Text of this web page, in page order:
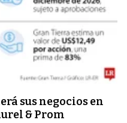
sus negocios en
& Prom